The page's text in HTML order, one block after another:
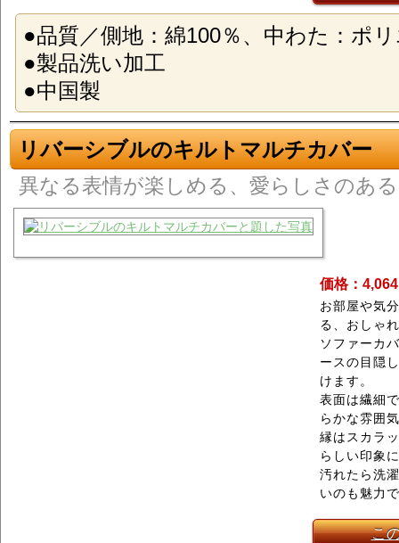
●品質／側地：綿100％、中わた：ポ
●製品洗い加工
●中国製
リバーシブルのキルトマルチカバー
異なる表情が楽しめる、愛らしさのあ
価格：
お部屋や気
る、おしゃ
ソファーカ
ースの目隠
けます。
表面は繊細
らかな雰囲
縁はスカラ
らしい印象
汚れたら洗
いのも魅力
こ